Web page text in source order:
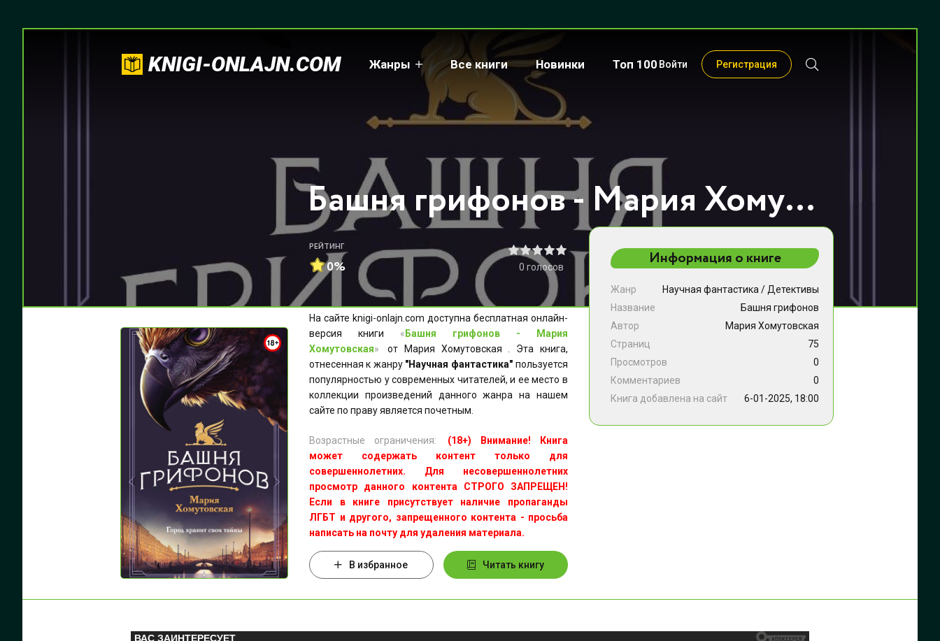
KNIGI-ONLAJN.COM Жанры Все книги Новинки Топ 100 Войти Регистрация
Башня грифонов - Мария Хомутовская
РЕЙТИНГ
0% 0 голосов
На сайте knigi-onlajn.com доступна бесплатная онлайн-
версия книги « Башня грифонов - Мария
Хомутовская»
от Мария Хомутовская . Эта книга,
отнесенная к жанру "Научная фантастика" пользуется
популярностью у современных читателей, и ее место в
коллекции произведений данного жанра на нашем
сайте по праву является почетным.
Возрастные ограничения:
(18+) Внимание! Книга
может содержать контент только для
совершеннолетних. Для несовершеннолетних
просмотр данного контента СТРОГО ЗАПРЕЩЕН!
Если в книге присутствует наличие пропаганды
ЛГБТ и другого, запрещенного контента - просьба
написать на почту для удаления материала.
В избранное Читать книгу
Информация о книге
Жанр Научная фантастика / Детективы
Название
Башня грифонов
Автор
Мария Хомутовская
Страниц
75
Просмотров
0
Комментариев
0
Книга добавлена на сайт
6-01-2025, 18:00